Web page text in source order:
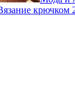
крючком